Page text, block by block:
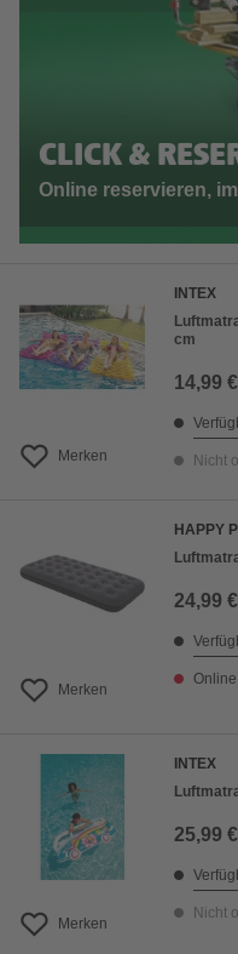
CLICK &
Online reservieren,
Merken
INTEX
cm
14,99 €
Nicht
Merken
HAPPY
24,99 €
Merken
INTEX
25,99 €
Nicht